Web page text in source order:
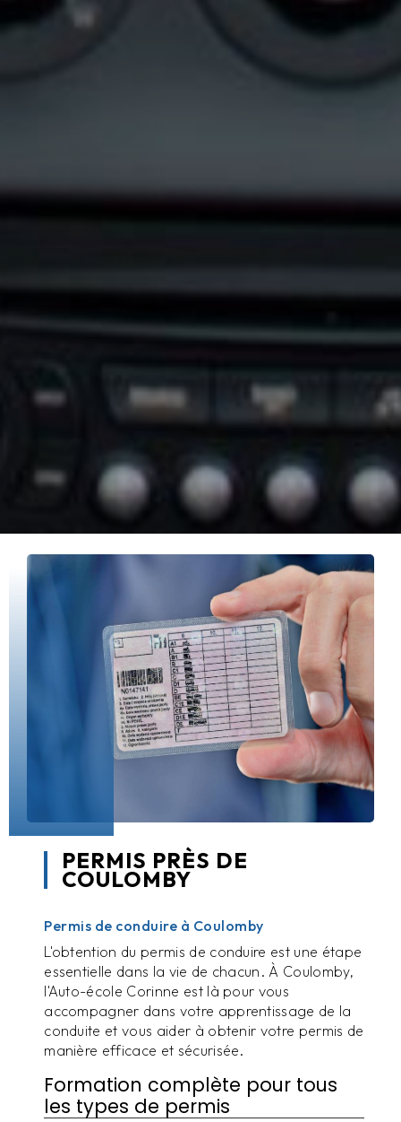
PERMIS PRÈS DE
COULOMBY
Permis de conduire à Coulomby
L'obtention du permis de conduire est une étape
essentielle dans la vie de chacun. À Coulomby,
l'Auto-école Corinne est là pour vous
accompagner dans votre apprentissage de la
conduite et vous aider à obtenir votre permis de
manière efficace et sécurisée.
Formation complète pour tous
les types de permis